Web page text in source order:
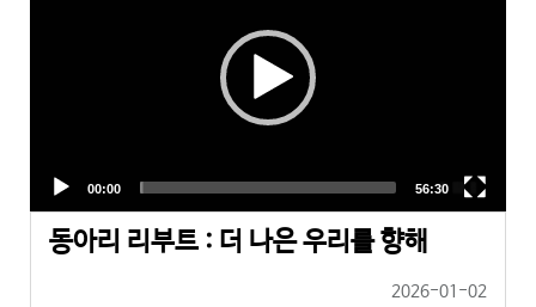
동아리 리부트 : 더 나은 우리를 향해
2026-01-02